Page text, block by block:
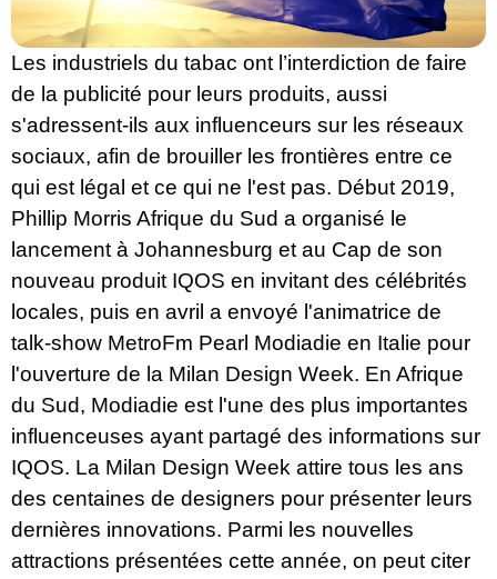
Les industriels du tabac ont l’interdiction de faire
de la publicité pour leurs produits, aussi
s'adressent-ils aux influenceurs sur les réseaux
sociaux, afin de brouiller les frontières entre ce
qui est légal et ce qui ne l'est pas. Début 2019,
Phillip Morris Afrique du Sud a organisé le
lancement à Johannesburg et au Cap de son
nouveau produit IQOS en invitant des célébrités
locales, puis en avril a envoyé l'animatrice de
talk-show MetroFm Pearl Modiadie en Italie pour
l'ouverture de la Milan Design Week. En Afrique
du Sud, Modiadie est l'une des plus importantes
influenceuses ayant partagé des informations sur
IQOS. La Milan Design Week attire tous les ans
des centaines de designers pour présenter leurs
dernières innovations. Parmi les nouvelles
attractions présentées cette année, on peut citer